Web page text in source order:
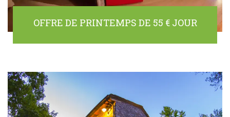
OFFRE DE PRINTEMPS DE 55 € JOUR